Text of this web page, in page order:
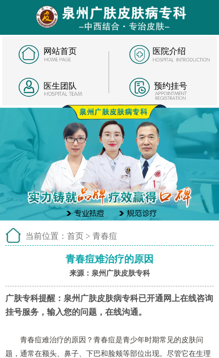
网站首页 医院介绍
医生团队 预约挂号
当前位置： 首页 > 青春痘
青春痘难治疗的原因
来源：泉州广肤皮肤专科
广肤专科提醒： 泉州广肤皮肤病专科已开通网上在线咨询
挂号服务，输入您的问题，在线沟通。
青春痘难治疗的原因？青春痘是青少年时期常见的皮肤问
题，通常在额头、鼻子、下巴和脸颊等部位出现。尽管它在生理